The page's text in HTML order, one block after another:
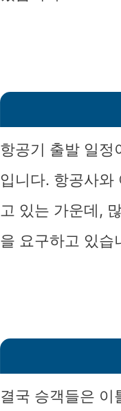
항공기 출발 일정
입니다. 항공사와
고 있는 가운데,
을 요구하고 있습
결국 승객들은 이